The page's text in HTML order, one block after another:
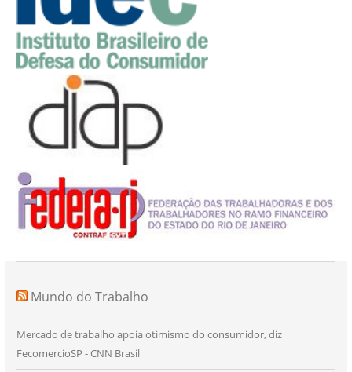
Mundo do Trabalho
Mercado de trabalho apoia otimismo do consumidor, diz
FecomercioSP - CNN Brasil